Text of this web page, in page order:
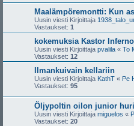
Maalämpöremontti: Kun
Uusin viesti Kirjoittaja
Vastaukset: 1
kokemuksia Kastor
Uusin viesti Kirjoittaja pvalila « To
Vastaukset: 12
Ilmankuivain kellariin
Uusin viesti Kirjoittaja KathT « Pe
Vastaukset: 95
Öljypoltin oilon junior
Uusin viesti Kirjoittaja miguelos «
Vastaukset: 20